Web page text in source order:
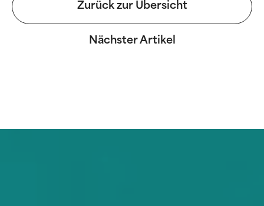
Zurück zur Übersicht
Nächster Artikel